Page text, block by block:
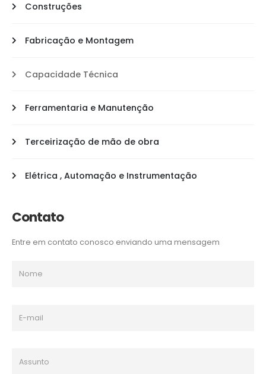
Construções
Fabricação e Montagem
Capacidade Técnica
Ferramentaria e Manutenção
Terceirização de mão de obra
Elétrica , Automação e Instrumentação
Contato
Entre em contato conosco enviando uma mensagem